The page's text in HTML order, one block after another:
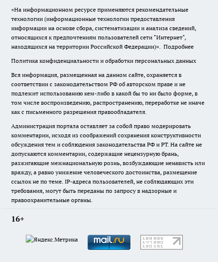
«На информационном ресурсе применяются рекомендательные
технологии (информационные технологии предоставления
информации на основе сбора, систематизации и анализа сведений,
относящихся к предпочтениям пользователей сети "Интернет",
находящихся на территории Российской Федерации)». Подробнее
Политика конфиденциальности и обработки персональных данных
Вся информация, размещенная на данном сайте, охраняется в
соответствии с законодательством РФ об авторском праве и не
подлежит использованию кем-либо в какой бы то ни было форме, в
том числе воспроизведению, распространению, переработке не иначе
как с письменного разрешения правообладателя.
Администрация портала оставляет за собой право модерировать
комментарии, исходя из соображений сохранения конструктивности
обсуждения тем и соблюдения законодательства РФ и РТ. На сайте не
допускаются комментарии, содержащие нецензурную брань,
разжигающие межнациональную рознь, возбуждающие ненависть или
вражду, а равно унижение человеческого достоинства, размещение
ссылок не по теме. IP-адреса пользователей, не соблюдающих эти
требования, могут быть переданы по запросу в надзорные и
правоохранительные органы.
16+